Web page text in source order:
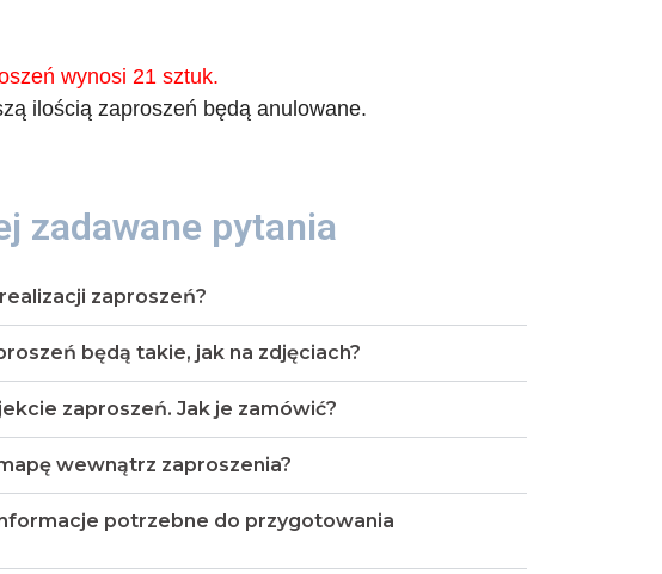
wynosi 21 sztuk.
ilością zaproszeń będą anulowane.
zadawane pytania
zaproszeń?
będą takie, jak na zdjęciach?
zaproszeń. Jak je zamówić?
wewnątrz zaproszenia?
potrzebne do przygotowania